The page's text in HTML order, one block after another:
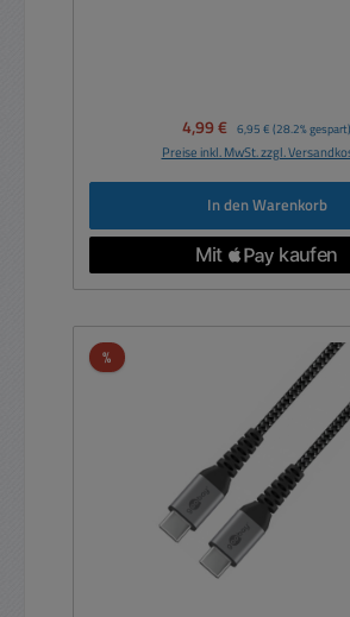
Verkaufspreis:
4,99 € Regulärer Preis:
6,95 € (28.2% gespart)
Preise inkl. MwSt. zzgl.
In den Warenkorb
%Rabatt